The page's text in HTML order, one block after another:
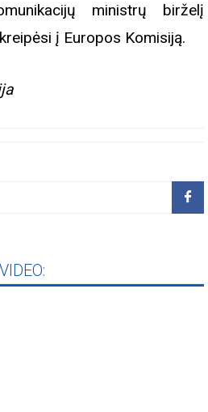
ministrų birželį
į Europos Komisiją.